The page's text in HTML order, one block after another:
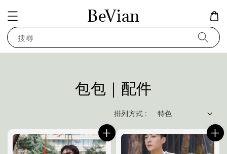
BeVian
搜尋
包包｜配件
排列方式 :